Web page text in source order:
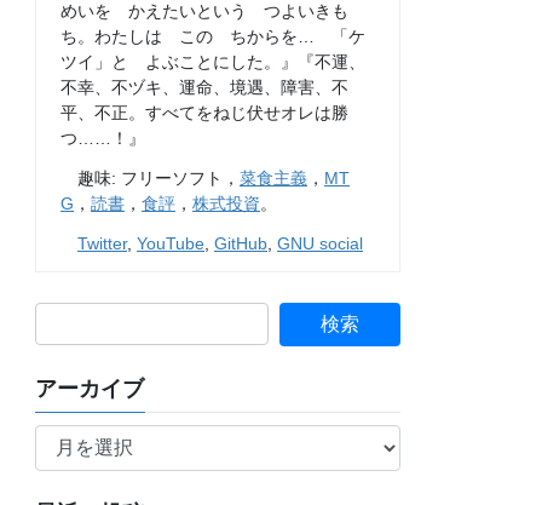
めいを かえたいという つよいきも
ち。わたしは この ちからを… 「ケ
ツイ」と よぶことにした。』『不運、
不幸、不ヅキ、運命、境遇、障害、不
平、不正。すべてをねじ伏せオレは勝
つ……！』
趣味: フリーソフト，菜食主義 ， MT
G ，読書 ，食評 ，株式投資。
Twitter,YouTube ,GitHub ,GNU social
アーカイブ
ア